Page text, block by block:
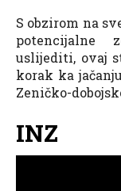
S obzirom na
potencijalne
uslijediti, ovaj
korak ka
Zeničko-
INZ